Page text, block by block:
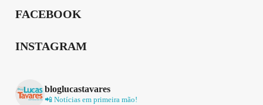
FACEBOOK
INSTAGRAM
bloglucastavares
📲 Notícias em primeira mão!